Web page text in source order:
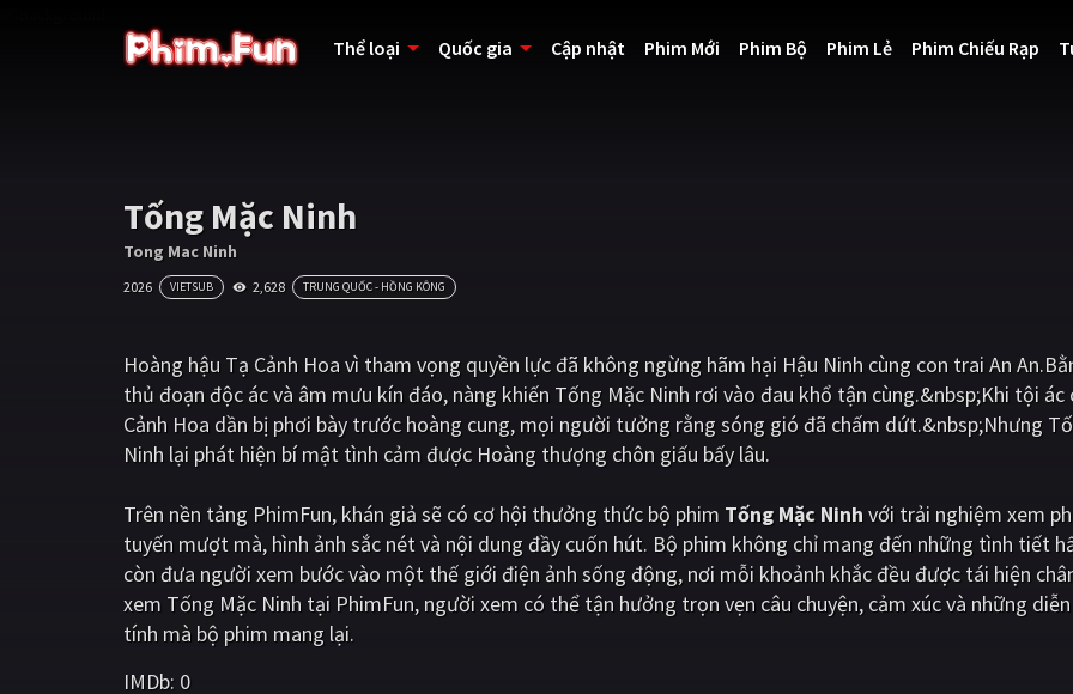
Thể loại Quốc gia Cập nhật Phim Mới Phim Bộ Phim Lẻ Phim Chiếu Rạp
Tống Mặc Ninh
Tong Mac Ninh
2026 VIETSUB 2,628 TRUNG QUỐC - HỒNG KÔNG
Hoàng hậu Tạ Cảnh Hoa vì tham vọng quyền lực đã không ngừng hãm hại Hậu Ninh cùng con trai An
thủ đoạn độc ác và âm mưu kín đáo, nàng khiến Tống Mặc Ninh rơi vào đau khổ tận cùng.&nbsp;Khi tội ác
Cảnh Hoa dần bị phơi bày trước hoàng cung, mọi người tưởng rằng sóng gió đã chấm dứt.&nbsp;Nhưng
Ninh lại phát hiện bí mật tình cảm được Hoàng thượng chôn giấu bấy lâu.
Trên nền tảng PhimFun, khán giả sẽ có cơ hội thưởng thức bộ phim Tống Mặc Ninhvới trải nghiệm xem
tuyến mượt mà, hình ảnh sắc nét và nội dung đầy cuốn hút. Bộ phim không chỉ mang đến những tình tiết
còn đưa người xem bước vào một thế giới điện ảnh sống động, nơi mỗi khoảnh khắc đều được tái hiện
xem Tống Mặc Ninh tại PhimFun, người xem có thể tận hưởng trọn vẹn câu chuyện, cảm xúc và những
tính mà bộ phim mang lại.
IMDb: 0